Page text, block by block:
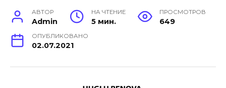
АВТОР
Admin
НА ЧТЕНИЕ
5 мин.
ПРОСМОТРОВ
649
ОПУБЛИКОВАНО
02.07.2021